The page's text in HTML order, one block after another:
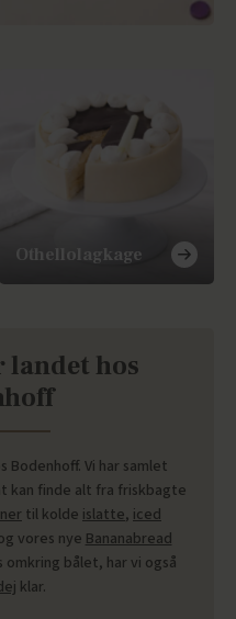
Othellolagkage
landet hos
Bodenhoff. Vi har samlet
kan finde alt fra friskbagte
til kolde islatte, iced
vores nye Bananabread
omkring bålet, har vi også
klar.